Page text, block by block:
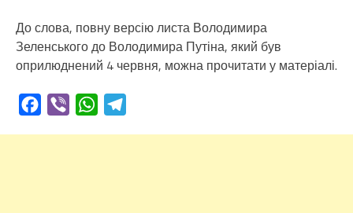
До слова, повну версію листа Володимира
Зеленського до Володимира Путіна, який був
оприлюднений 4 червня, можна прочитати у матеріалі.
Facebook
Viber WhatsApp